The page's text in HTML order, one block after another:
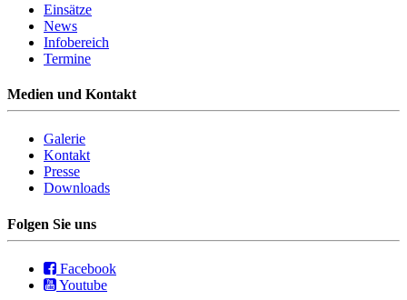
Einsätze
News
Infobereich
Termine
Medien und Kontakt
Galerie
Kontakt
Presse
Downloads
Folgen Sie uns
Facebook
Youtube